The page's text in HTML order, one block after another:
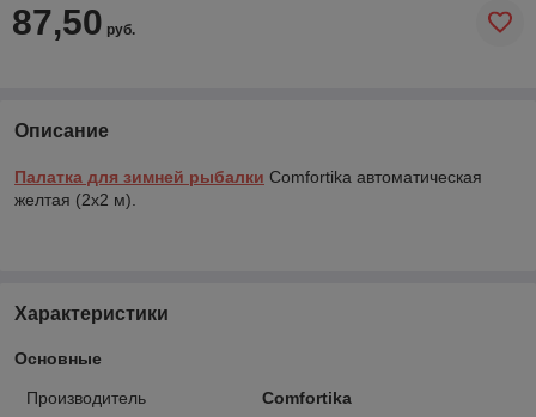
87,50 руб.
Описание
Палатка для зимней рыбалки Comfortika автоматическая
желтая (2х2 м).
Характеристики
Основные
Производитель
Comfortika